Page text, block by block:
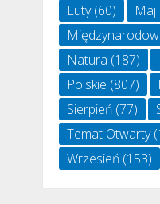
Luty(60) Maj
Natura (187)
Polskie (807)
Sierpień(77)
Temat Otwarty
Wrzesień(153)